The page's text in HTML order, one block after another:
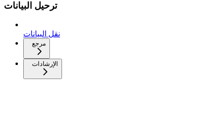
ترحيل البيانات
نقل البيانات
مرجع
الإرشادات